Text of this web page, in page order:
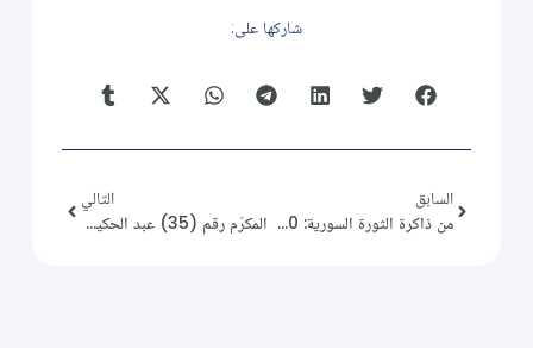
شاركها على:
السابق
من ذاكرة الثورة السورية: 2011/12/30
التالي
المكرّم رقم (35) عبد الحكيم قطيفان